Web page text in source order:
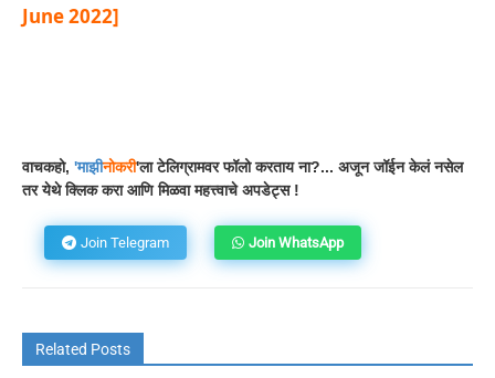
June 2022]
वाचकहो, 'माझीनोकरी'ला टेलिग्रामवर फॉलो करताय ना?... अजून जॉईन केलं नसेल
तर येथे क्लिक करा आणि मिळवा महत्त्वाचे अपडेट्स !
Join Telegram Join WhatsApp
Related Posts